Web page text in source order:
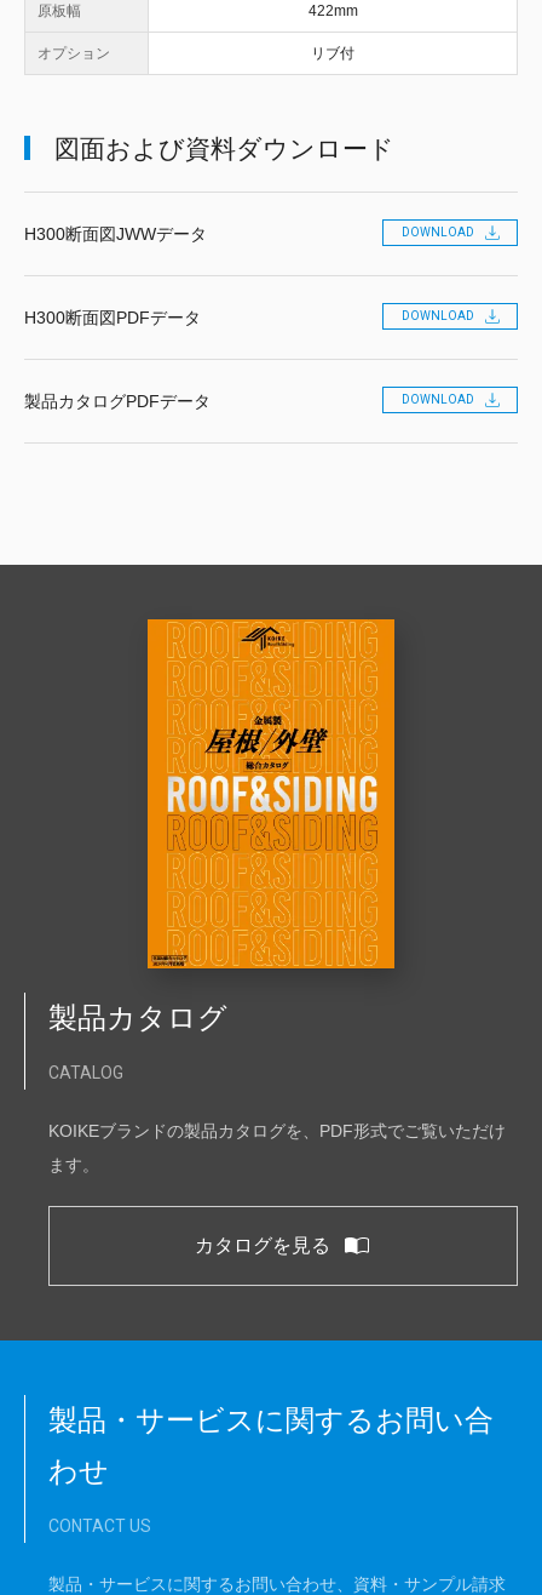
原板幅 422mm
オプション リブ付
図面および資料ダウンロード
H300断面図JWWデータ DOWNLOAD
H300断面図PDFデータ DOWNLOAD
製品カタログPDFデータ DOWNLOAD
製品カタログ
CATALOG
KOIKEブランドの製品カタログを、PDF形式でご覧いただけ
ます。
カタログを見る
製品・サービスに関するお問い合
わせ
CONTACT US
製品・サービスに関するお問い合わせ、資料・サンプル請求